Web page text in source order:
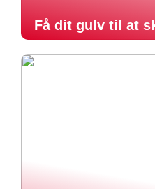
Få dit gulv til at